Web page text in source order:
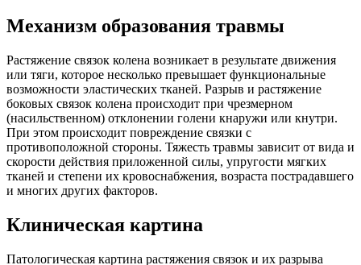
Механизм образования травмы
Растяжение связок колена возникает в результате движения
или тяги, которое несколько превышает функциональные
возможности эластических тканей. Разрыв и растяжение
боковых связок колена происходит при чрезмерном
(насильственном) отклонении голени кнаружи или кнутри.
При этом происходит повреждение связки с
противоположной стороны. Тяжесть травмы зависит от вида и
скорости действия приложенной силы, упругости мягких
тканей и степени их кровоснабжения, возраста пострадавшего
и многих других факторов.
Клиническая картина
Патологическая картина растяжения связок и их разрыва